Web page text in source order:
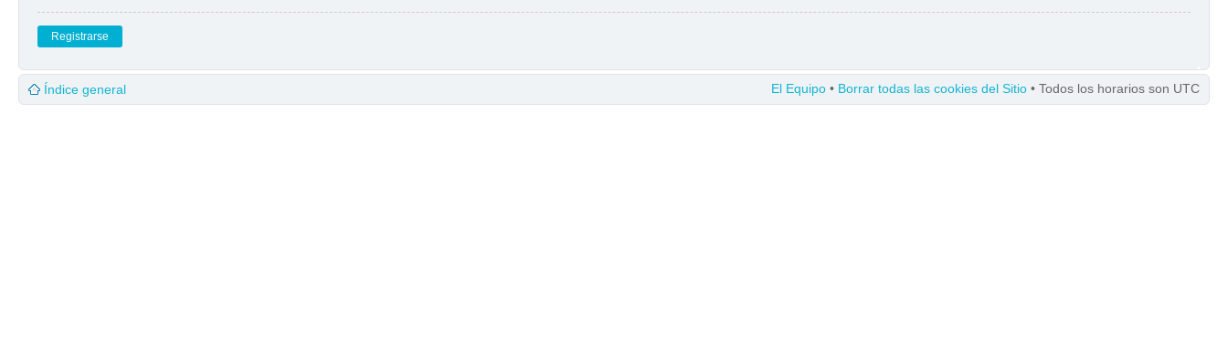
Registrarse
Índice general El Equipo • Borrar todas las cookies del Sitio • Todos los horarios son UTC